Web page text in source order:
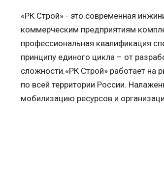
«РК Строй» - это современная
коммерческим предприятиям
профессиональная квалификация
принципу единого цикла – от
сложности.«РК Строй» работает на
по всей территории России.
мобилизацию ресурсов и